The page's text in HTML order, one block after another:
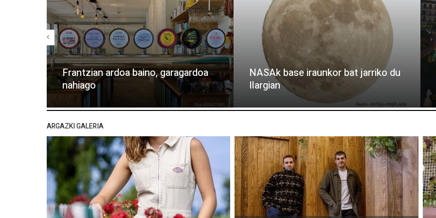
Frantzian ardoa baino, garagardoa
nahiago
NASAk base iraunkor bat jarriko du
Ilargian
ARGAZKI GALERIA